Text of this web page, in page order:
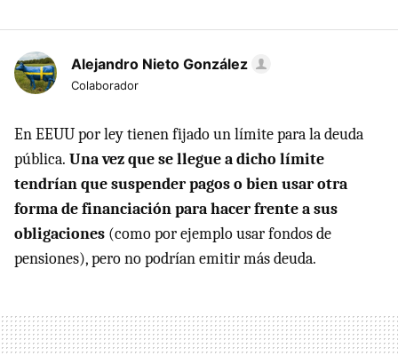
Alejandro Nieto González
Colaborador
En EEUU por ley tienen fijado un límite para la deuda
pública. Una vez que se llegue a dicho límite
tendrían que suspender pagos o bien usar otra
forma de financiación para hacer frente a sus
obligaciones (como por ejemplo usar fondos de
pensiones), pero no podrían emitir más deuda.